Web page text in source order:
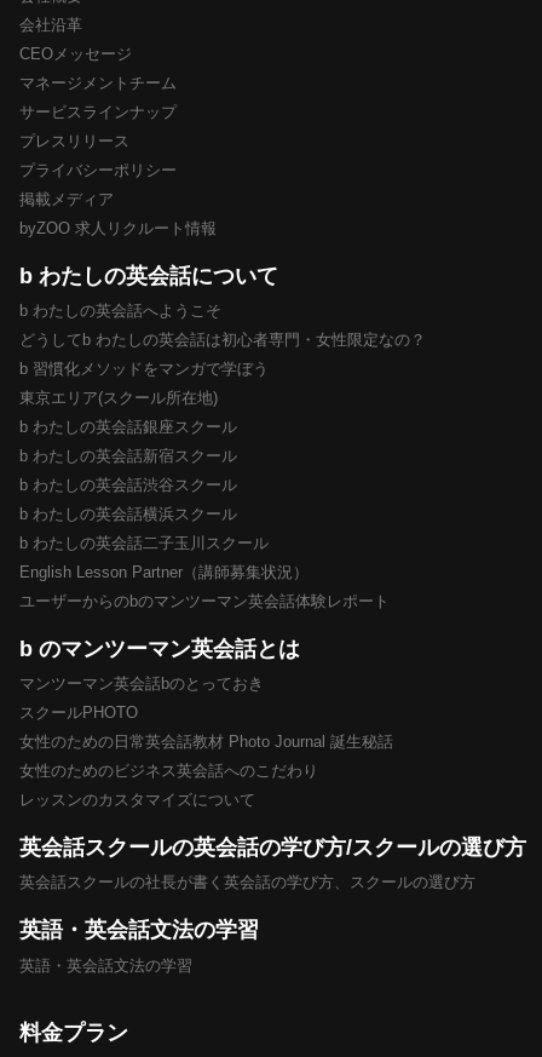
会社沿革
CEOメッセージ
マネージメントチーム
サービスラインナップ
プレスリリース
プライバシーポリシー
掲載メディア
byZOO 求人リクルート情報
b わたしの英会話について
b わたしの英会話へようこそ
どうしてb わたしの英会話は初心者専門・女性限定なの？
b 習慣化メソッドをマンガで学ぼう
東京エリア(スクール所在地)
b わたしの英会話銀座スクール
b わたしの英会話新宿スクール
b わたしの英会話渋谷スクール
b わたしの英会話横浜スクール
b わたしの英会話二子玉川スクール
English Lesson Partner（講師募集状況）
ユーザーからのbのマンツーマン英会話体験レポート
b のマンツーマン英会話とは
マンツーマン英会話bのとっておき
スクールPHOTO
女性のための日常英会話教材 Photo Journal 誕生秘話
女性のためのビジネス英会話へのこだわり
レッスンのカスタマイズについて
英会話スクールの英会話の学び方/スクールの選び方
英会話スクールの社長が書く英会話の学び方、スクールの選び方
英語・英会話文法の学習
英語・英会話文法の学習
料金プラン